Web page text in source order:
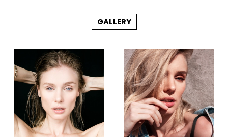
GALLERY